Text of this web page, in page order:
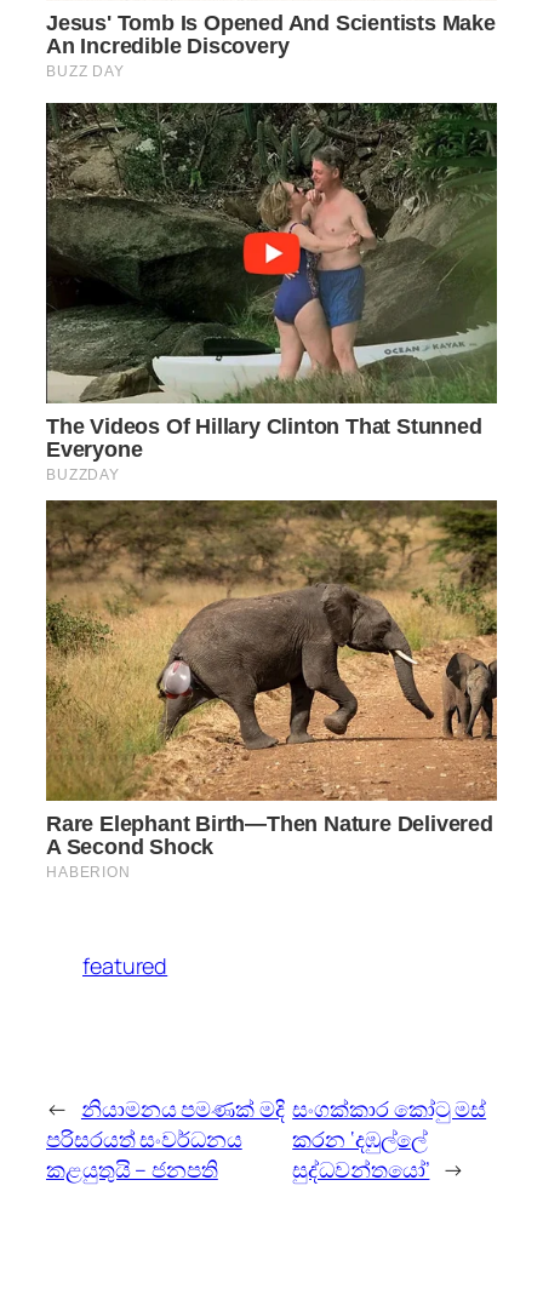
featured
← නියාමනය පමණක් මදි
පරිසරයත් සංවර්ධනය
කළයුතුයි – ජනපති
සංගක්කාර කෝටු මස්
කරන ‘දඹුල්ලේ
සුද්ධවන්තයෝ’ →